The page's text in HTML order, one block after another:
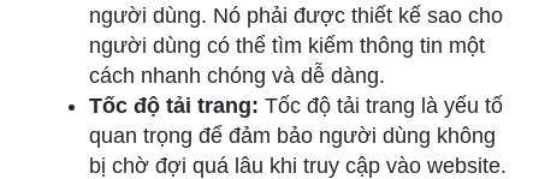
người dùng. Nó phải được thiết kế sao cho
người dùng có thể tìm kiếm thông tin một
cách nhanh chóng và dễ dàng.
Tốc độ tải trang: Tốc độ tải trang là yếu tố
quan trọng để đảm bảo người dùng không
bị chờ đợi quá lâu khi truy cập vào website.